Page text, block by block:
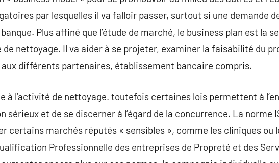
par lesquelles il va falloir passer, surtout si une demande
Plus affiné que l’étude de marché, le business plan est la
nettoyage. Il va aider à se projeter, examiner la faisabilité du
différents partenaires, établissement bancaire compris.
à l’activité de nettoyage. toutefois certaines lois permettent à
sérieux et de se discerner à l’égard de la concurrence. La norme
certains marchés réputés « sensibles », comme les cliniques ou
Professionnelle des entreprises de Propreté et des